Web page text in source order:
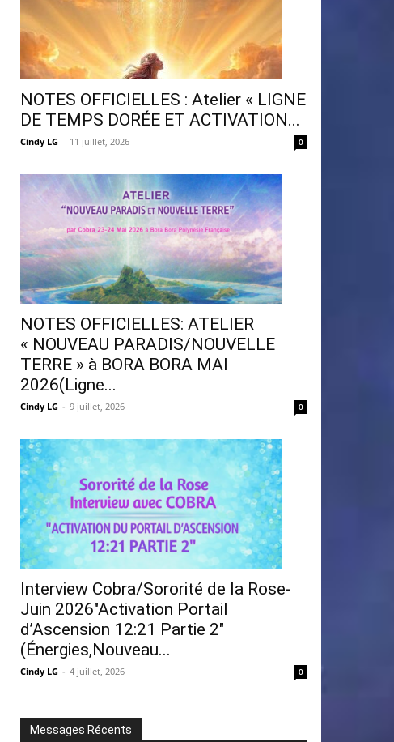
NOTES OFFICIELLES : Atelier « LIGNE
DE TEMPS DORÉE ET ACTIVATION...
Cindy LG - 11 juillet, 2026 0
NOTES OFFICIELLES: ATELIER
« NOUVEAU PARADIS/NOUVELLE
TERRE » à BORA BORA MAI
2026(Ligne...
Cindy LG - 9 juillet, 2026 0
Interview Cobra/Sororité de la Rose-
Juin 2026″Activation Portail
d’Ascension 12:21 Partie 2″
(Énergies,Nouveau...
Cindy LG - 4 juillet, 2026 0
Messages Récents